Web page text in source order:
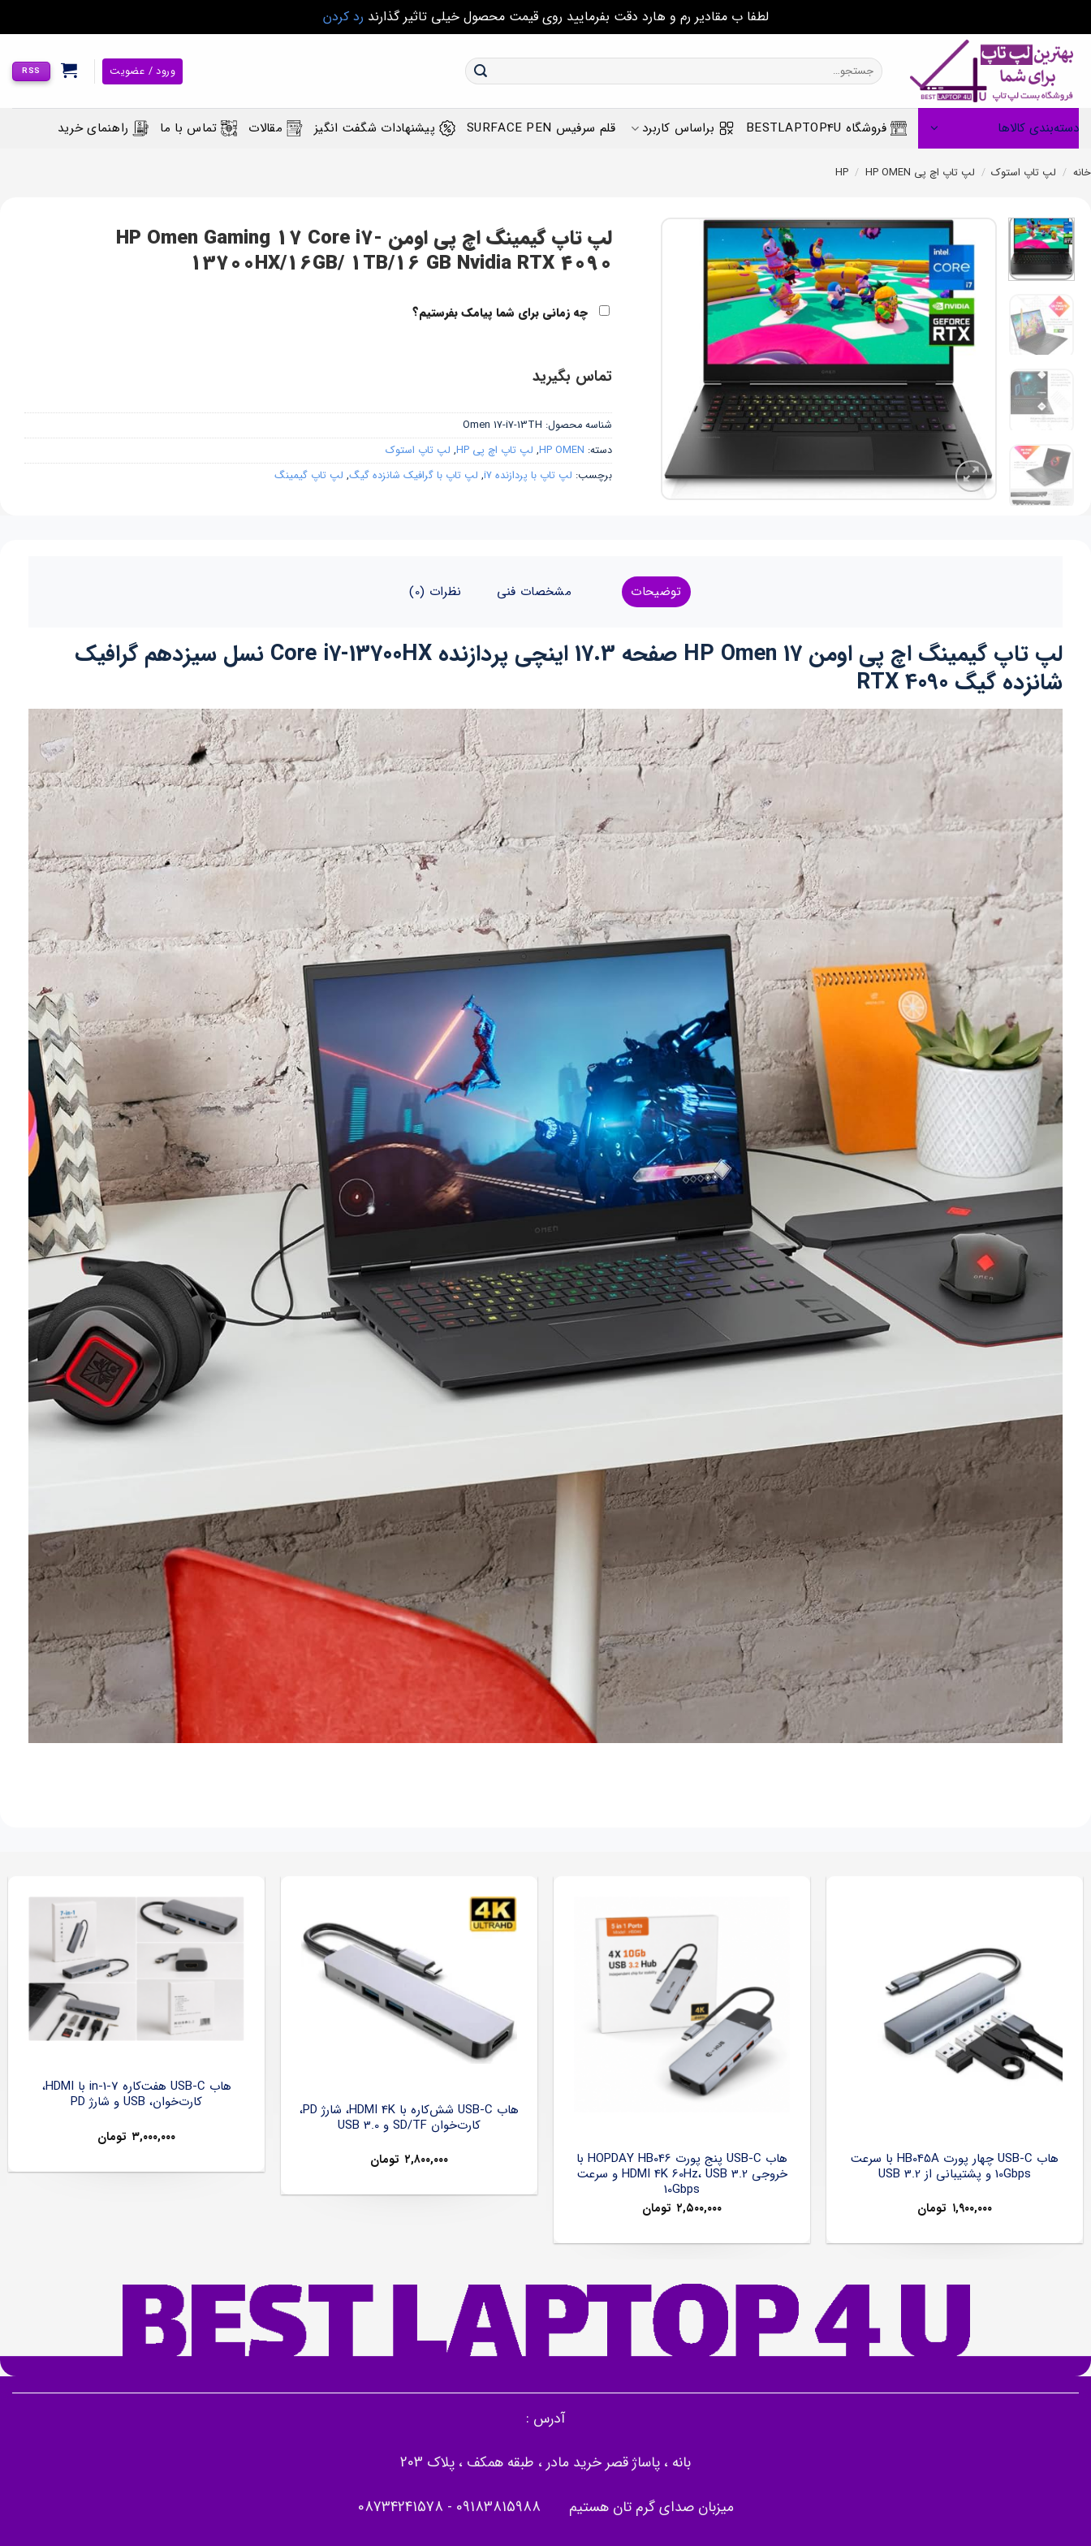
لطفا ب مقادیر رم و هارد دقت بفرمایید روی قیمت محصول خیلی تاثیر گذارند رد کردن
content
جستجو
برای:
ورود / عضویت RSS
دسته‌بندی کالاها فروشگاه BESTLAPTOP4U براساس کاربرد قلم سرفیس SURFACE PEN پیشنهادات شگفت انگیز مقالات تماس با ما راهنمای خرید
خانه / لپ تاپ استوک / لپ تاپ اچ پی HP / HP OMEN
لپ تاپ گیمینگ اچ پی اومن HP Omen Gaming 17 Core i7-
13700HX/16GB/ 1TB/16 GB Nvidia RTX 4090
چه زمانی برای شما پیامک بفرستیم؟
تماس بگیرید
شناسه محصول: Omen 17-i7-13TH
دسته: HP OMEN
, لپ تاپ اچ پی HP , لپ تاپ استوک
برچسب: لپ تاپ با پردازنده i7 , لپ تاپ با گرافیک شانزده گیگ, لپ تاپ گیمینگ
توضیحات مشخصات فنی نظرات (0)
لپ تاپ گیمینگ اچ پی اومن HP Omen 17 صفحه 17.3 اینچی پردازنده Core i7-13700HX نسل سیزدهم گرافیک
شانزده گیگ RTX 4090
هاب USB-C چهار پورت HB045A با سرعت
10Gbps و پشتیبانی از USB 3.2
۱,۹۰۰,۰۰۰ تومان
هاب USB-C پنج پورت HOPDAY HB046 با
خروجی HDMI 4K 60Hz، USB 3.2 و سرعت
10Gbps
۲,۵۰۰,۰۰۰ تومان
هاب USB-C شش‌کاره با HDMI 4K، شارژ PD،
کارت‌خوان SD/TF و USB 3.0
۲,۸۰۰,۰۰۰ تومان
هاب USB-C هفت‌کاره 7-in-1 با HDMI،
کارت‌خوان، USB و شارژ PD
۳,۰۰۰,۰۰۰ تومان
آدرس :
بانه ، پاساژ قصر خرید مادر ، طبقه همکف ، پلاک 203
میزبان صدای گرم تان هستیم 09183815988
-
08734241578